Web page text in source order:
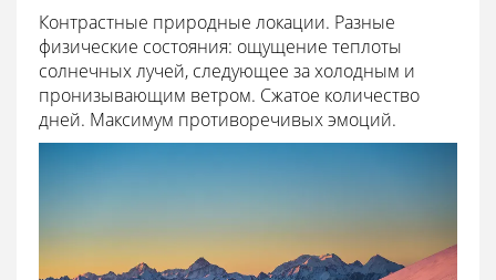
Контрастные природные локации. Разные
физические состояния: ощущение теплоты
солнечных лучей, следующее за холодным и
пронизывающим ветром. Сжатое количество
дней. Максимум противоречивых эмоций.